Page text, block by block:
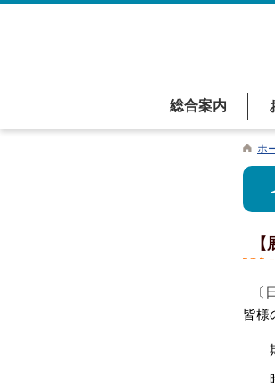
総合案内
ホ
〔
皆様
期
時